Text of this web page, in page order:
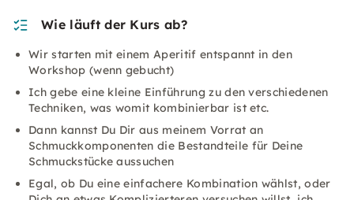
Wie läuft der Kurs ab?
Wir starten mit einem Aperitif entspannt in den
Workshop (wenn gebucht)
Ich gebe eine kleine Einführung zu den verschiedenen
Techniken, was womit kombinierbar ist etc.
Dann kannst Du Dir aus meinem Vorrat an
Schmuckkomponenten die Bestandteile für Deine
Schmuckstücke aussuchen
Egal, ob Du eine einfachere Kombination wählst, oder